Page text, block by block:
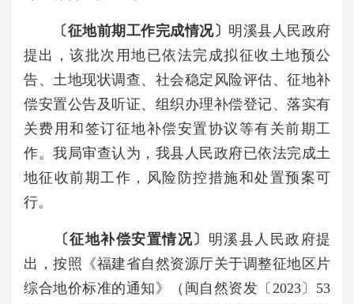
〔征地前期工作完成情况〕 明溪县人民政府
提出，该批次用地已依法完成拟征收土地预公
告、土地现状调查、社会稳定风险评估、征地补
偿安置公告及听证、组织办理补偿登记、落实有
关费用和签订征地补偿安置协议等有关前期工
作。我局审查认为，我县人民政府已依法完成土
地征收前期工作，风险防控措施和处置预案可
行。
〔征地补偿安置情况〕 明溪县人民政府提
出，按照《福建省自然资源厅关于调整征地区片
综合地价标准的通知》（闽自然资发〔2023〕53